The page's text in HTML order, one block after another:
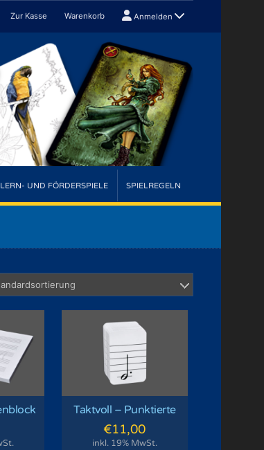
Zur Kasse Warenkorb Anmelden
UND FÖRDERSPIELE SPIELREGELN
Taktvoll – Punktierte
€11,00
inkl. 19% MwSt.